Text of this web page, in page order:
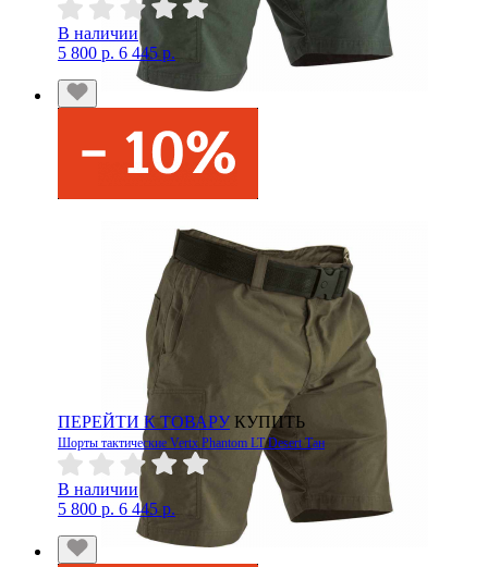
В наличии
5 800 р. 6 445 р.
ПЕРЕЙТИ К ТОВАРУ КУПИТЬ
Шорты тактические Vertx Phantom LT Desert Тан
В наличии
5 800 р. 6 445 р.